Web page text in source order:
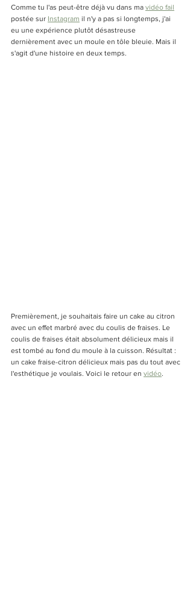
Comme tu l'as peut-être déjà vu dans ma vidéo fail
postée sur Instagram il n'y a pas si longtemps, j'ai
eu une expérience plutôt désastreuse
dernièrement avec un moule en tôle bleuie. Mais il
s'agit d'une histoire en deux temps.
Premièrement, je souhaitais faire un cake au citron
avec un effet marbré avec du coulis de fraises. Le
coulis de fraises était absolument délicieux mais il
est tombé au fond du moule à la cuisson. Résultat :
un cake fraise-citron délicieux mais pas du tout avec
l'esthétique je voulais. Voici le retour en vidéo.